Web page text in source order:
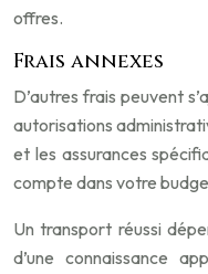
offres.
Frais annexes
D’autres frais peuvent
autorisations
et les assurances
compte dans votre
Un transport réussi
d’une connaissance